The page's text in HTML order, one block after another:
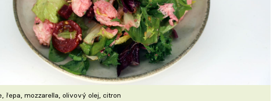
řepa, mozzarella, olivový olej, citron